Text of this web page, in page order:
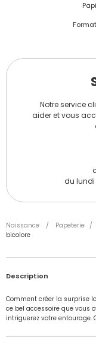
Notre service
aider et vous
du lundi
Naissance / Papeterie /
bicolore
Description
Comment créer la surprise
ce bel accessoire que vous
intriguerez votre entourage.
étiquette autocollante